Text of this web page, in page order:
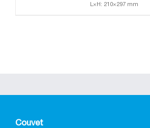
L×H: 210×297 mm
Couvet